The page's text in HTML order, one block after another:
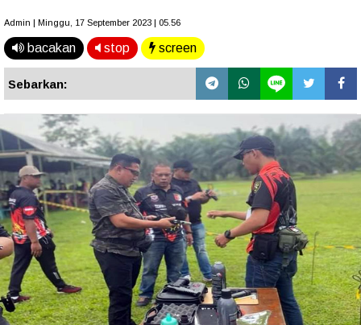
Admin | Minggu, 17 September 2023 | 05.56
bacakan stop screen
Sebarkan: